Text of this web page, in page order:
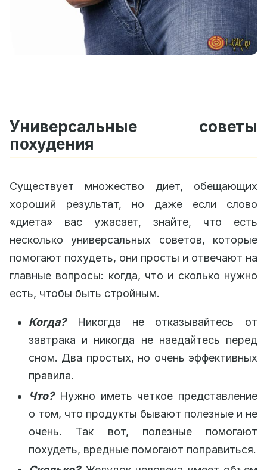
Универсальные советы
похудения
Существует множество диет, обещающих
хороший результат, но даже если слово
«диета» вас ужасает, знайте, что есть
несколько универсальных советов, которые
помогают похудеть, они просты и отвечают на
главные вопросы: когда, что и сколько нужно
есть, чтобы быть стройным.
Когда?Никогда не отказывайтесь от
завтрака и никогда не наедайтесь перед
сном. Два простых, но очень эффективных
правила.
Что?Нужно иметь четкое представление
о том, что продукты бывают полезные и не
очень. Так вот, полезные помогают
похудеть, вредные помогают поправиться.